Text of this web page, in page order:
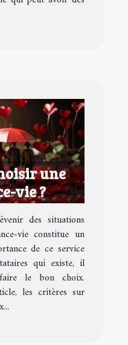
une
vie ?
des situations
vie constitue un
de ce service
qui existe, il
le bon choix.
les critères sur